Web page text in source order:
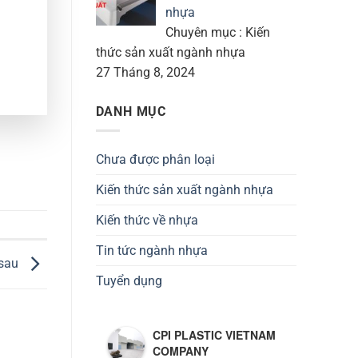
nhựa
Chuyên mục : Kiến
thức sản xuất ngành nhựa
27 Tháng 8, 2024
DANH MỤC
Chưa được phân loại
Kiến thức sản xuất ngành nhựa
Kiến thức về nhựa
Tin tức ngành nhựa
Tuyển dụng
CPI PLASTIC VIETNAM
COMPANY